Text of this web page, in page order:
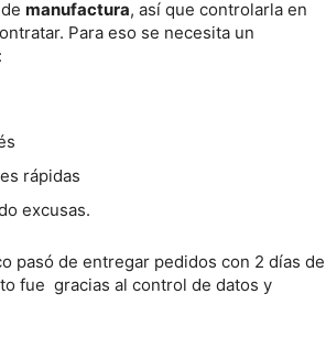
manufactura, así que controlarla en
Para eso se necesita un
rápidas
excusas.
pasó de entregar pedidos con 2 días de
fue gracias al control de datos y